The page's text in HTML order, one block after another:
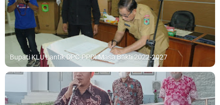
Bupati KLU Lantik DPC-PPDI Masa Bakti 2022-2027